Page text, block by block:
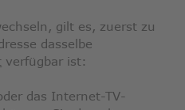
gilt es, zuerst zu
dasselbe
verfügbar ist:
das Internet-TV-